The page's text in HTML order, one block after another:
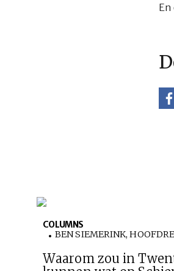
COLUMNS
BEN SIEMERINK,
Waarom zou in